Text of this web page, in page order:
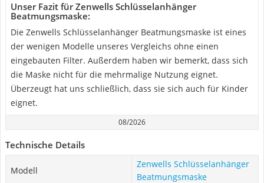
Unser Fazit für Zenwells Schlüsselanhänger
Beatmungsmaske:
Die Zenwells Schlüsselanhänger Beatmungsmaske ist eines
der wenigen Modelle unseres Vergleichs ohne einen
eingebauten Filter. Außerdem haben wir bemerkt, dass sich
die Maske nicht für die mehrmalige Nutzung eignet.
Überzeugt hat uns schließlich, dass sie sich auch für Kinder
eignet.
08/2026
Technische Details
Modell
Zenwells Schlüsselanhänger
Beatmungsmaske